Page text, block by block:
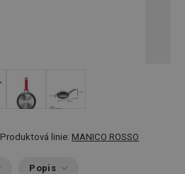
Produktová linie: MANICO ROSSO
Popis